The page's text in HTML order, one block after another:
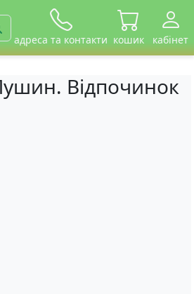
адреса та контакти кошик кабінет
Відпочинок